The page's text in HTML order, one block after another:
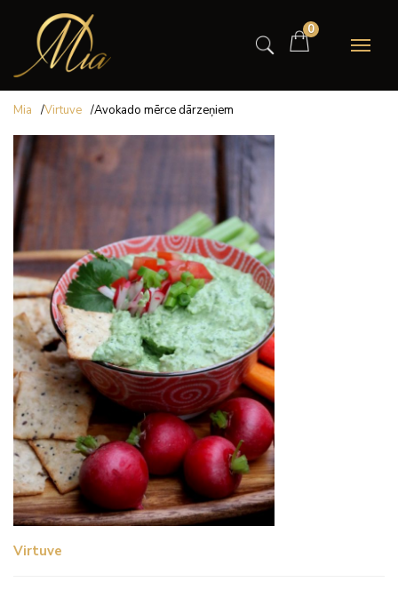
0
Mia /Virtuve /Avokado mērce dārzeņiem
Virtuve